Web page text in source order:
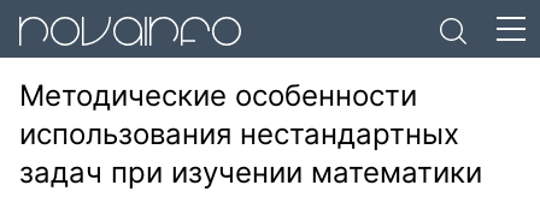
Методические особенности
использования нестандартных
задач при изучении математики